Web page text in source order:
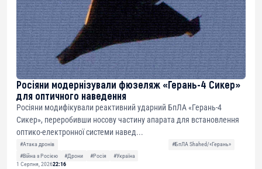
Росіяни модернізували фюзеляж «Герань-4 Сикер»
для оптичного наведення
Росіяни модифікували реактивний ударний БпЛА «Герань-4
Сикер», переробивши носову частину апарата для встановлення
оптико-електронної системи навед...
#Атака дронів
#БпЛА Shahed/«Герань»
#Війна з Росією
#Дрони #Росія
#Україна
1 Серпня, 202622:16